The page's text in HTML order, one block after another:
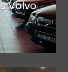
Volvo